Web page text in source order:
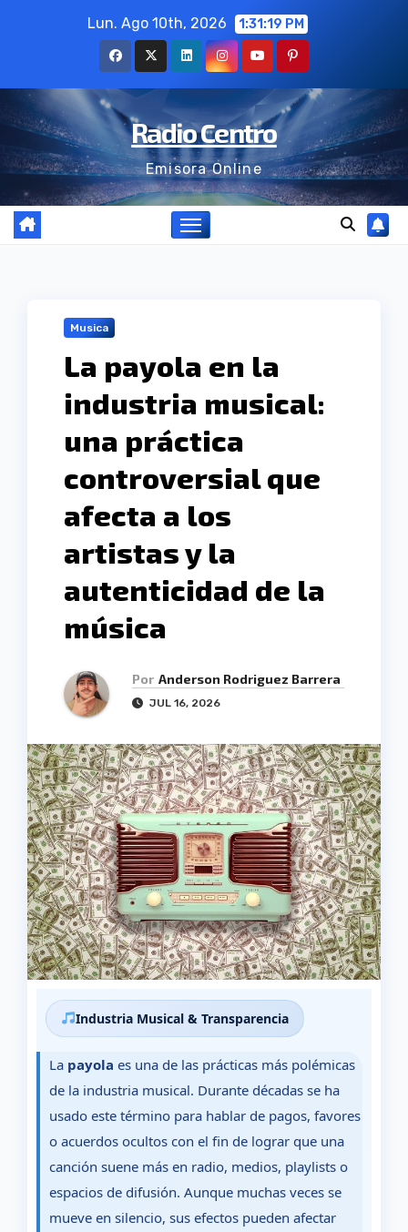
Lun. Ago 10th, 2026 1:31:20 PM
Radio Centro
Emisora Online
Musica
La payola en la
industria musical:
una práctica
controversial que
afecta a los
artistas y la
autenticidad de la
música
Por Anderson Rodriguez Barrera
JUL 16, 2026
Industria Musical & Transparencia
La payola es una de las prácticas más polémicas
de la industria musical. Durante décadas se ha
usado este término para hablar de pagos, favores
o acuerdos ocultos con el fin de lograr que una
canción suene más en radio, medios, playlists o
espacios de difusión. Aunque muchas veces se
mueve en silencio, sus efectos pueden afectar